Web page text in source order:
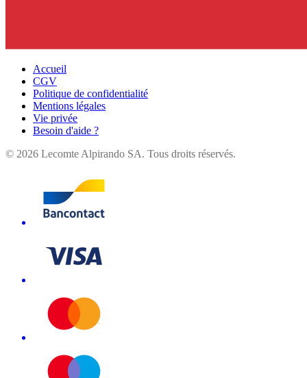
Accueil
CGV
Politique de confidentialité
Mentions légales
Vie privée
Besoin d'aide ?
© 2026 Lecomte Alpirando SA. Tous droits réservés.